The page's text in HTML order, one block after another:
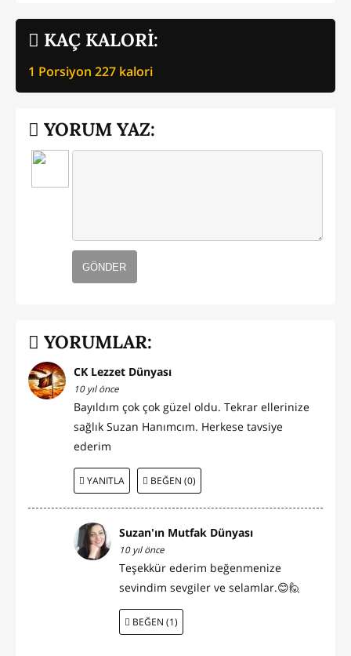
KAÇ KALORİ:
1 Porsiyon 227 kalori
YORUM YAZ:
GÖNDER
YORUMLAR:
CK Lezzet Dünyası
10 yıl önce
Bayıldım çok çok güzel oldu. Tekrar ellerinize
sağlık Suzan Hanımcım. Herkese tavsiye
ederim
YANITLA BEĞEN (0)
Suzan'ın Mutfak Dünyası
10 yıl önce
Teşekkür ederim beğenmenize
sevindim sevgiler ve selamlar.😊🙋
BEĞEN (1)